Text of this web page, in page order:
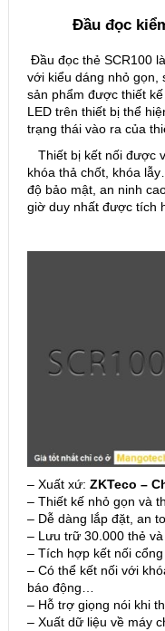
Đầu đọc
Đầu đọc thẻ SCR100
với kiểu dáng nhỏ gọn,
sản phẩm được thiết
LED trên thiết bị thể
trạng thái vào ra của
Thiết bị kết nối được
khóa thả chốt, khóa
độ bảo mật, an ninh
giờ duy nhất được tích
– Xuất xứ: ZKTeco –
– Thiết kế nhỏ gọn và
– Dễ dàng lắp đặt, an
– Lưu trữ 30.000 thẻ
– Tích hợp kết nối
– Có thể kết nối với
báo động…
– Hỗ trợ giọng nói khi
– Xuất dữ liệu về máy